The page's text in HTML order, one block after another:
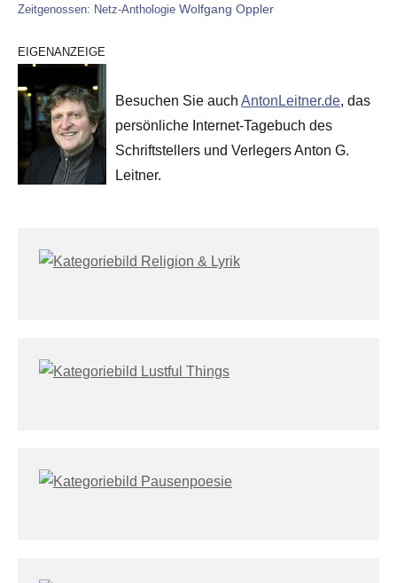
Zeitgenossen: Netz-Anthologie Wolfgang Oppler
EIGENANZEIGE
Besuchen Sie auch AntonLeitner.de, das
persönliche Internet-Tagebuch des
Schriftstellers und Verlegers Anton G.
Leitner.